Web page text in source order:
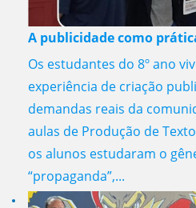
A publicidade como
Os estudantes do 8º ano
experiência de criação
demandas reais da
aulas de Produção de
os alunos estudaram o
“propaganda”,...